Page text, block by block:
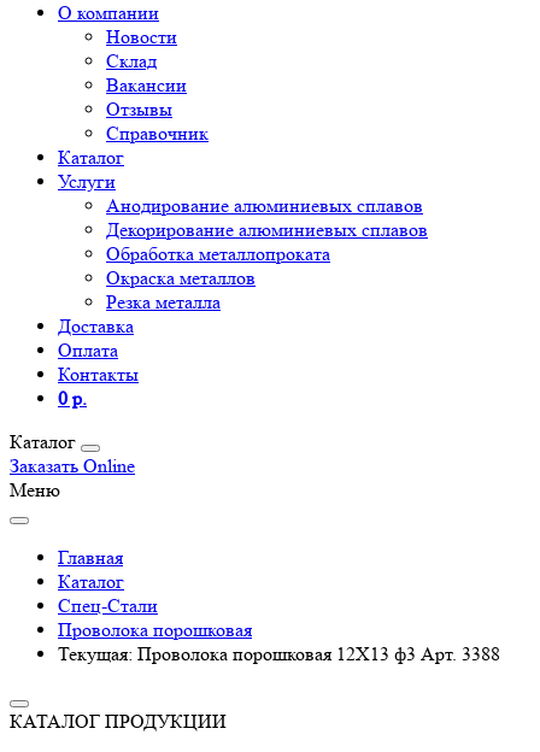
О компании
Новости
Склад
Вакансии
Отзывы
Справочник
Каталог
Услуги
Анодирование алюминиевых сплавов
Декорирование алюминиевых сплавов
Обработка металлопроката
Окраска металлов
Резка металла
Доставка
Оплата
Контакты
0 р.
Каталог
Заказать Online
Меню
Главная
Каталог
Спец-Стали
Проволока порошковая
Текущая: Проволока порошковая 12Х13 ф3 Арт. 3388
КАТАЛОГ ПРОДУКЦИИ